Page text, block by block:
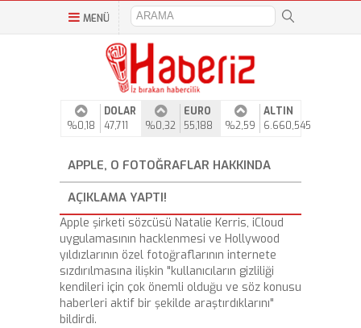
MENÜ
%0,18
DOLAR
47,711
%0,32
EURO
55,188
%2,59
ALTIN
6.660,545
APPLE, O FOTOĞRAFLAR HAKKINDA
AÇIKLAMA YAPTI!
Apple şirketi sözcüsü Natalie Kerris, iCloud
uygulamasının hacklenmesi ve Hollywood
yıldızlarının özel fotoğraflarının internete
sızdırılmasına ilişkin "kullanıcıların gizliliği
kendileri için çok önemli olduğu ve söz konusu
haberleri aktif bir şekilde araştırdıklarını"
bildirdi.